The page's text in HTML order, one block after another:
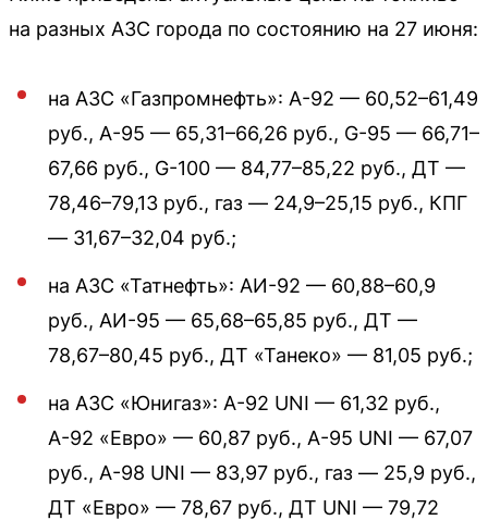
на разных АЗС города по состоянию на 27 июня:
на АЗС «Газпромнефть»: А-92 — 60,52–61,49
руб., А-95 — 65,31–66,26 руб., G-95 — 66,71–
67,66 руб., G-100 — 84,77–85,22 руб., ДТ —
78,46–79,13 руб., газ — 24,9–25,15 руб., КПГ
— 31,67–32,04 руб.;
на АЗС «Татнефть»: АИ-92 — 60,88–60,9
руб., АИ-95 — 65,68–65,85 руб., ДТ —
78,67–80,45 руб., ДТ «Танеко» — 81,05 руб.;
на АЗС «Юнигаз»: А-92 UNI — 61,32 руб.,
А-92 «Евро» — 60,87 руб., А-95 UNI — 67,07
руб., А-98 UNI — 83,97 руб., газ — 25,9 руб.,
ДТ «Евро» — 78,67 руб., ДТ UNI — 79,72